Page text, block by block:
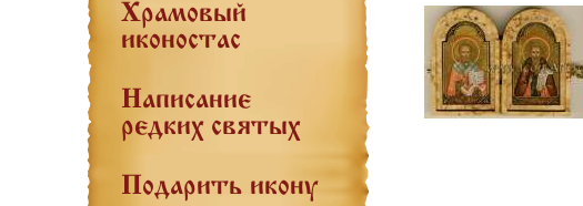
Храмовый
иконостас
Написание
редких святых
Подарить икону